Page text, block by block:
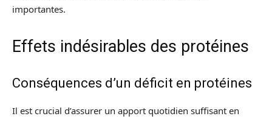
importantes.
Effets indésirables des protéines
Conséquences d’un déficit en protéines
Il est crucial d’assurer un apport quotidien suffisant en